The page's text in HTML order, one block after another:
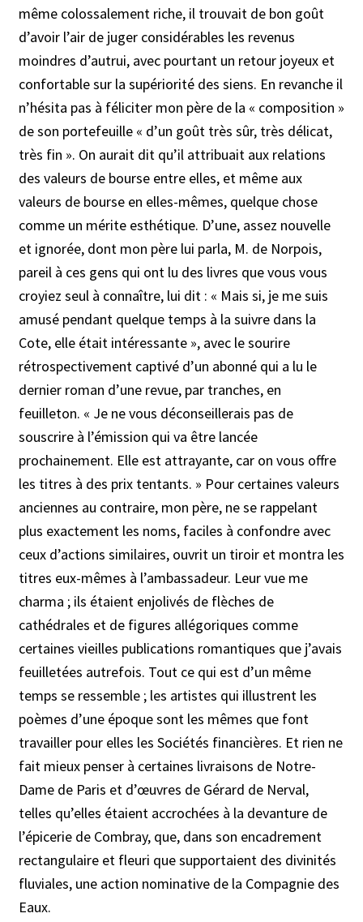
même colossalement riche, il trouvait de bon goût
d’avoir l’air de juger considérables les revenus
moindres d’autrui, avec pourtant un retour joyeux et
confortable sur la supériorité des siens. En revanche il
n’hésita pas à féliciter mon père de la « composition »
de son portefeuille « d’un goût très sûr, très délicat,
très fin ». On aurait dit qu’il attribuait aux relations
des valeurs de bourse entre elles, et même aux
valeurs de bourse en elles-mêmes, quelque chose
comme un mérite esthétique. D’une, assez nouvelle
et ignorée, dont mon père lui parla, M. de Norpois,
pareil à ces gens qui ont lu des livres que vous vous
croyiez seul à connaître, lui dit : « Mais si, je me suis
amusé pendant quelque temps à la suivre dans la
Cote, elle était intéressante », avec le sourire
rétrospectivement captivé d’un abonné qui a lu le
dernier roman d’une revue, par tranches, en
feuilleton. « Je ne vous déconseillerais pas de
souscrire à l’émission qui va être lancée
prochainement. Elle est attrayante, car on vous offre
les titres à des prix tentants. » Pour certaines valeurs
anciennes au contraire, mon père, ne se rappelant
plus exactement les noms, faciles à confondre avec
ceux d’actions similaires, ouvrit un tiroir et montra les
titres eux-mêmes à l’ambassadeur. Leur vue me
charma ; ils étaient enjolivés de flèches de
cathédrales et de figures allégoriques comme
certaines vieilles publications romantiques que j’avais
feuilletées autrefois. Tout ce qui est d’un même
temps se ressemble ; les artistes qui illustrent les
poèmes d’une époque sont les mêmes que font
travailler pour elles les Sociétés financières. Et rien ne
fait mieux penser à certaines livraisons de Notre-
Dame de Paris et d’œuvres de Gérard de Nerval,
telles qu’elles étaient accrochées à la devanture de
l’épicerie de Combray, que, dans son encadrement
rectangulaire et fleuri que supportaient des divinités
fluviales, une action nominative de la Compagnie des
Eaux.